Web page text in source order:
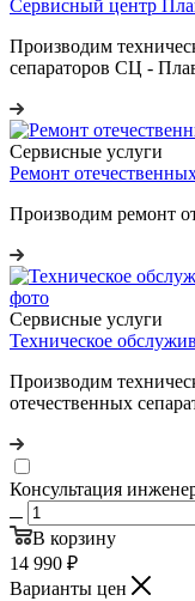
Сервисный центр
Производим
сепараторов СЦ -
Сервисные услуги
Ремонт
Производим ремонт
Сервисные услуги
Техническое
Производим
отечественных
Консультация
В корзину
14 990 ₽
Варианты цен